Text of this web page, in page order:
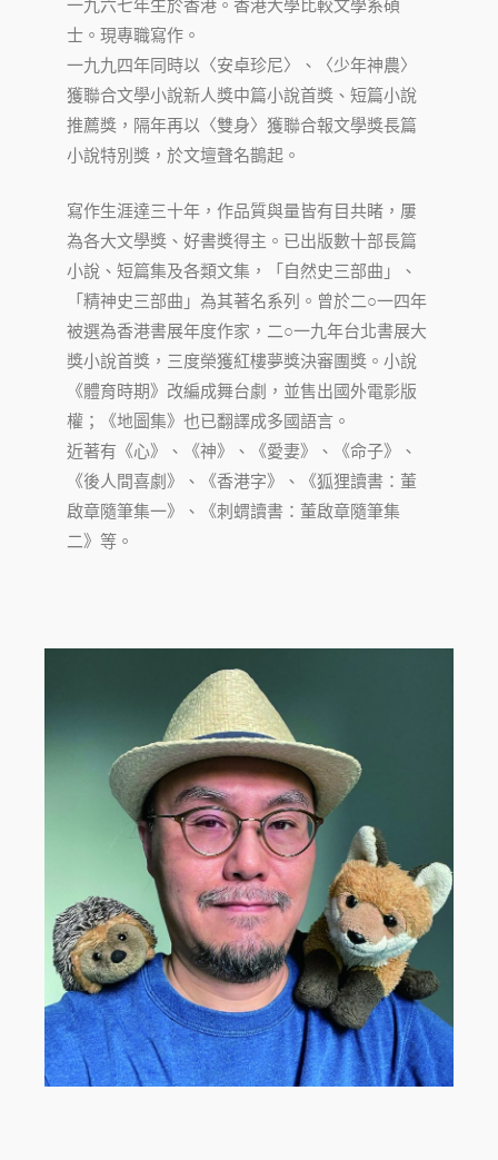
一九六七年生於香港。香港大學比較文學系碩
士。現專職寫作。
一九九四年同時以〈安卓珍尼〉、〈少年神農〉
獲聯合文學小說新人獎中篇小說首獎、短篇小說
推薦獎，隔年再以〈雙身〉獲聯合報文學獎長篇
小說特別獎，於文壇聲名鵲起。
寫作生涯達三十年，作品質與量皆有目共睹，屢
為各大文學獎、好書獎得主。已出版數十部長篇
小說、短篇集及各類文集，「自然史三部曲」、
「精神史三部曲」為其著名系列。曾於二○一四年
被選為香港書展年度作家，二○一九年台北書展大
獎小說首獎，三度榮獲紅樓夢獎決審團獎。小說
《體育時期》改編成舞台劇，並售出國外電影版
權；《地圖集》也已翻譯成多國語言。
近著有《心》、《神》、《愛妻》、《命子》、
《後人間喜劇》、《香港字》、《狐狸讀書：董
啟章隨筆集一》、《刺蝟讀書：董啟章隨筆集
二》等。